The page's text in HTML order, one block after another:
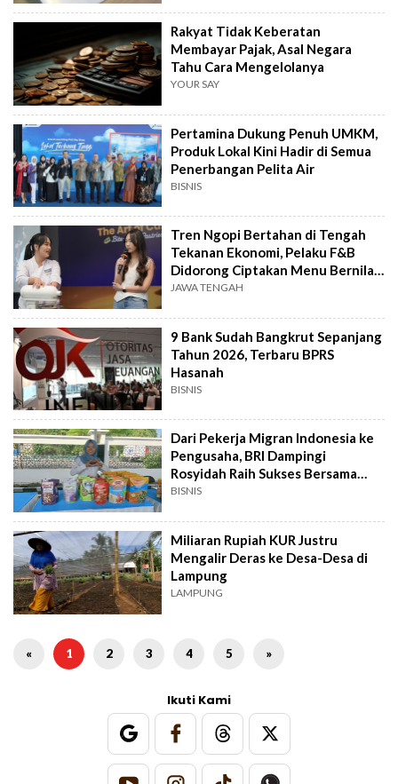
Rakyat Tidak Keberatan
Membayar Pajak, Asal Negara
Tahu Cara Mengelolanya
YOUR SAY
Pertamina Dukung Penuh UMKM,
Produk Lokal Kini Hadir di Semua
Penerbangan Pelita Air
BISNIS
Tren Ngopi Bertahan di Tengah
Tekanan Ekonomi, Pelaku F&B
Didorong Ciptakan Menu Bernilai
Tambah
JAWA TENGAH
9 Bank Sudah Bangkrut Sepanjang
Tahun 2026, Terbaru BPRS
Hasanah
BISNIS
Dari Pekerja Migran Indonesia ke
Pengusaha, BRI Dampingi
Rosyidah Raih Sukses Bersama
C'milzea
BISNIS
Miliaran Rupiah KUR Justru
Mengalir Deras ke Desa-Desa di
Lampung
LAMPUNG
« 1 2 3 4 5 »
Ikuti Kami